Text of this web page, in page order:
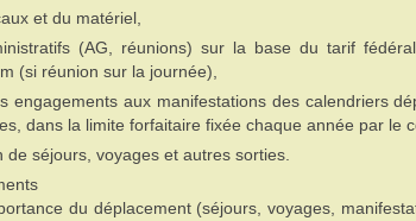
et du matériel,
(AG, réunions) sur la base du tarif
(si réunion sur la journée),
engagements aux manifestations des calendriers
dans la limite forfaitaire fixée chaque année par le
séjours, voyages et autres sorties.
du déplacement (séjours, voyages,